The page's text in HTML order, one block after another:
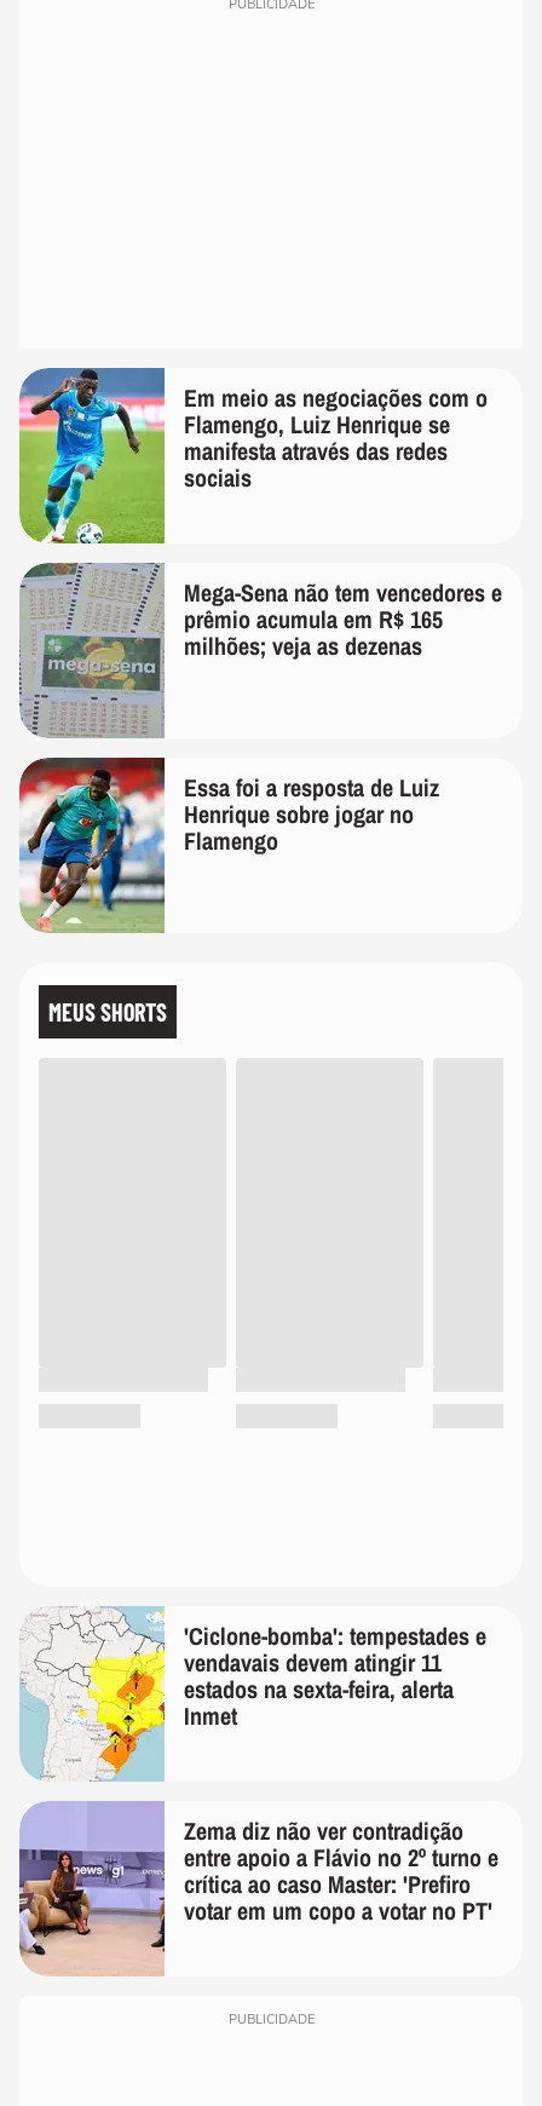
PUBLICIDADE
Em meio as negociações com o
Flamengo, Luiz Henrique se
manifesta através das redes
sociais
Mega-Sena não tem vencedores e
prêmio acumula em R$ 165
milhões; veja as dezenas
Essa foi a resposta de Luiz
Henrique sobre jogar no
Flamengo
MEUS SHORTS
'Ciclone-bomba': tempestades e
vendavais devem atingir 11
estados na sexta-feira, alerta
Inmet
Zema diz não ver contradição
entre apoio a Flávio no 2º turno e
crítica ao caso Master: 'Prefiro
votar em um copo a votar no PT'
PUBLICIDADE